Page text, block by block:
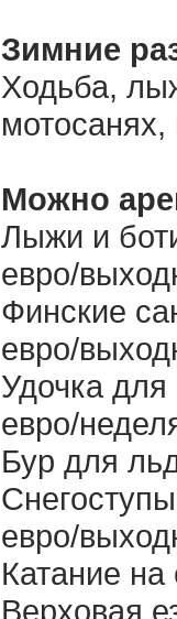
Зимние
Ходьба,
Можно
Лыжи и
евро/
Финские
евро/
Удочка
евро/
Бур для
евро/
Катание
Верховая